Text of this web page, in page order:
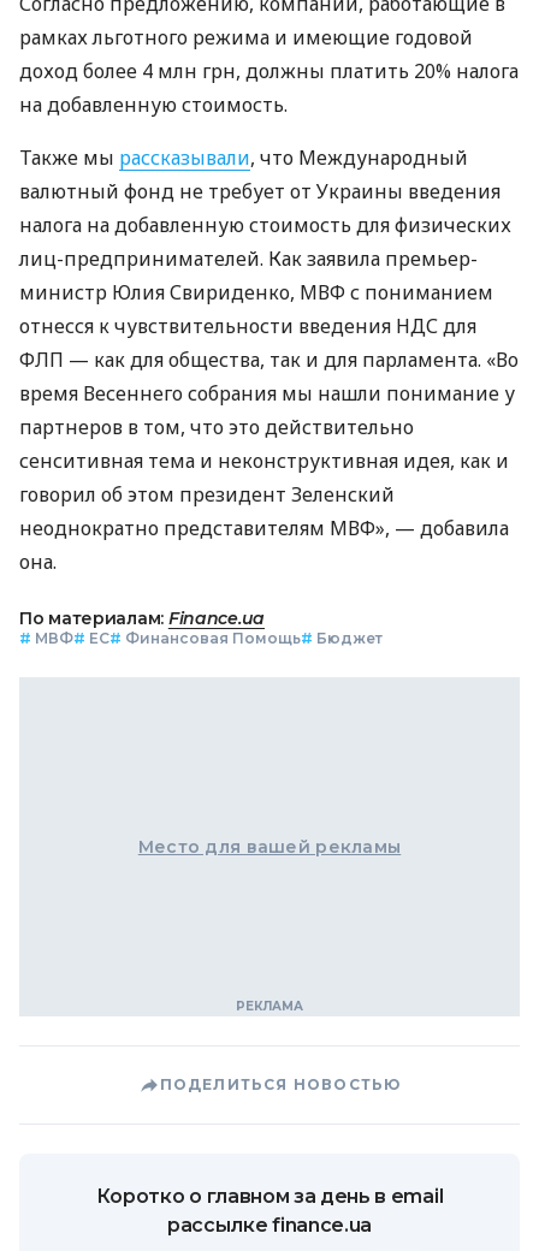
рамках льготного режима и имеющие годовой
доход более 4 млн грн, должны платить 20% налога
на добавленную стоимость.
Также мы рассказывали, что Международный
валютный фонд не требует от Украины введения
налога на добавленную стоимость для физических
лиц-предпринимателей. Как заявила премьер-
министр Юлия Свириденко, МВФ с пониманием
отнесся к чувствительности введения НДС для
ФЛП — как для общества, так и для парламента. «Во
время Весеннего собрания мы нашли понимание у
партнеров в том, что это действительно
сенситивная тема и неконструктивная идея, как и
говорил об этом президент Зеленский
неоднократно представителям МВФ», — добавила
она.
По материалам: Finance.ua
# МВФ# ЕС# Финансовая Помощь# Бюджет
Место для вашей рекламы
ПОДЕЛИТЬСЯ НОВОСТЬЮ
Коротко о главном за день в email
рассылке finance.ua